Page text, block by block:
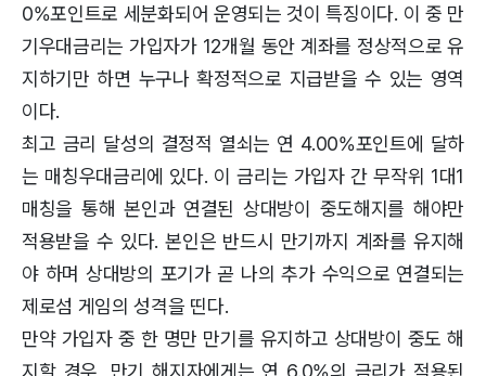
0%포인트로 세분화되어 운영되는 것이 특징이다. 이 중 만
기우대금리는 가입자가 12개월 동안 계좌를 정상적으로 유
지하기만 하면 누구나 확정적으로 지급받을 수 있는 영역
이다.
최고 금리 달성의 결정적 열쇠는 연 4.00%포인트에 달하
는 매칭우대금리에 있다. 이 금리는 가입자 간 무작위 1대1
매칭을 통해 본인과 연결된 상대방이 중도해지를 해야만
적용받을 수 있다. 본인은 반드시 만기까지 계좌를 유지해
야 하며 상대방의 포기가 곧 나의 추가 수익으로 연결되는
제로섬 게임의 성격을 띤다.
만약 가입자 중 한 명만 만기를 유지하고 상대방이 중도 해
지할 경우, 만기 해지자에게는 연 6.0%의 금리가 적용된